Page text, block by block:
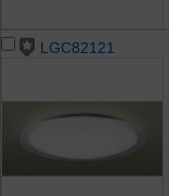
LGC82121